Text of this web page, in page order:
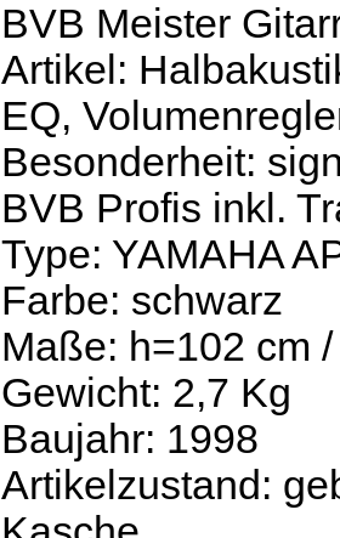
BVB Meister
Artikel:
EQ,
Besonderheit:
BVB Profis inkl.
Type: YAMAHA
Farbe: schwarz
Maße: h=102 cm
Gewicht: 2,7 Kg
Baujahr: 1998
Artikelzustand: